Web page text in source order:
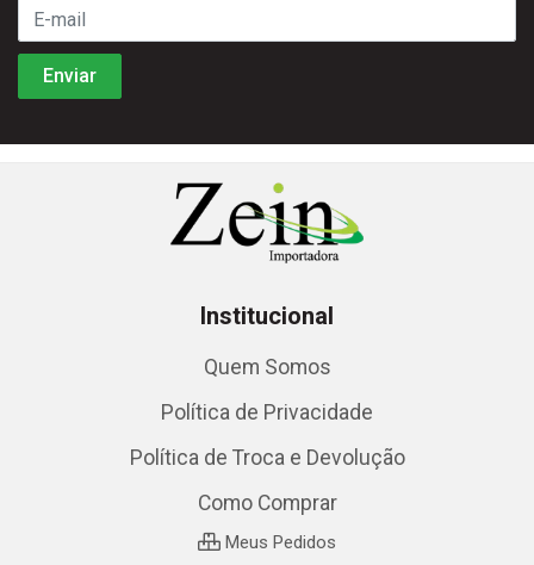
Institucional
Quem Somos
Política de Privacidade
Política de Troca e Devolução
Como Comprar
Meus Pedidos